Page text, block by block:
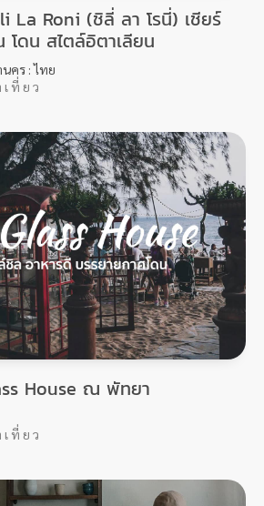
La Roni (ชิลี่ ลา โรนี่) เชียร์
โดน สไตล์อิตาเลียน
คร : ไทย
ที่ ย ว
House ณ พัทยา
ที่ ย ว